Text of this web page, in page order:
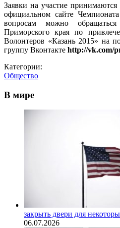
Заявки на участие
официальном сайте
вопросам можно
Приморского края по
Волонтеров «Казань 2015» на
группу Вконтакте http://vk.com/
Категории:
Общество
В мире
закрыть двери для
06.07.2026